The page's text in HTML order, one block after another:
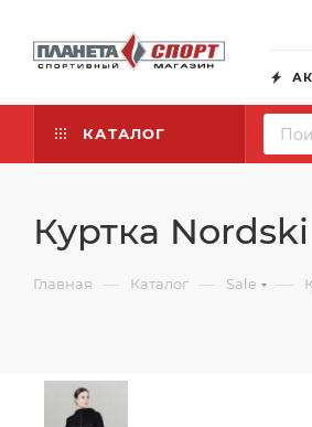
КАТАЛОГ
Куртка
Главная — Каталог — Sale —